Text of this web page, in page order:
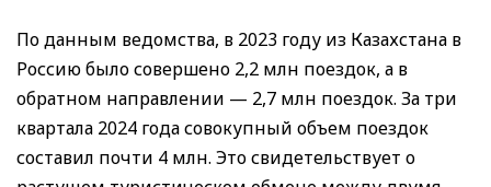
По данным ведомства, в 2023 году из Казахстана в
Россию было совершено 2,2 млн поездок, а в
обратном направлении — 2,7 млн поездок. За три
квартала 2024 года совокупный объем поездок
составил почти 4 млн. Это свидетельствует о